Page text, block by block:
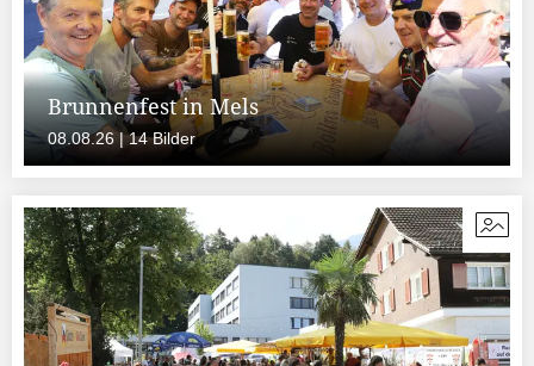
Brunnenfest in Mels
08.08.26 | 14 Bilder